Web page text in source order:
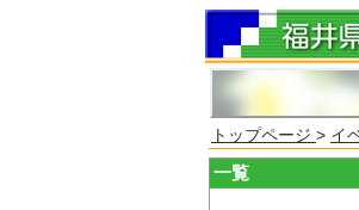
トップページ > イ
一覧